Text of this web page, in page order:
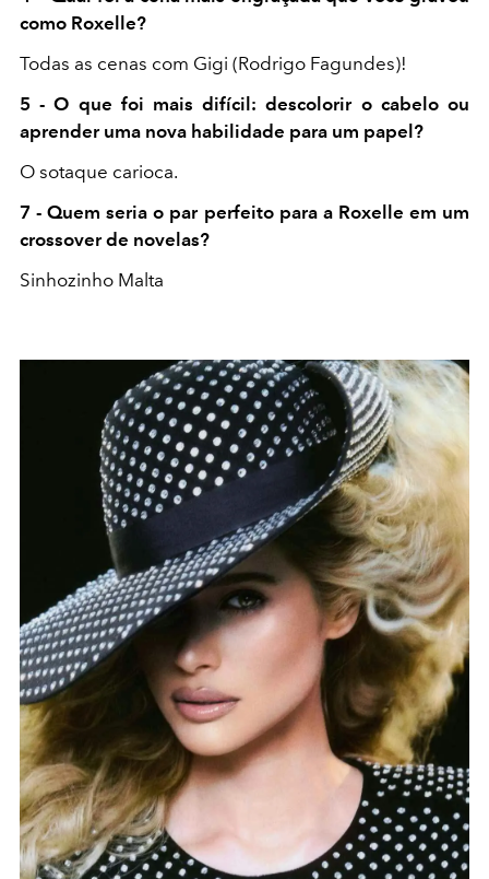
como Roxelle?
Todas as cenas com Gigi (Rodrigo Fagundes)!
5 - O que foi mais difícil: descolorir o cabelo ou
aprender uma nova habilidade para um papel?
O sotaque carioca.
7 - Quem seria o par perfeito para a Roxelle em um
crossover de novelas?
Sinhozinho Malta